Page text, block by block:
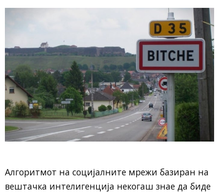
Алгоритмот на социјалните мрежи базиран на
вештачка интелигенција некогаш знае да биде